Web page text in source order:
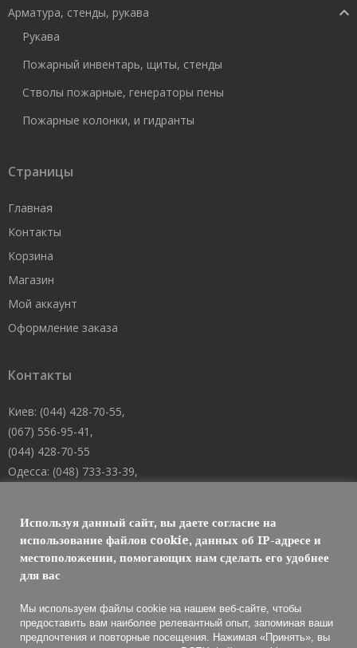
Арматура, стенды, рукава
Рукава
Пожарный инвентарь, щиты, стенды
Стволы пожарные, генераторы пены
Пожарные колонки, и гидранты
Страницы
Главная
Контакты
Корзина
Магазин
Мой аккаунт
Оформление заказа
Контакты
Киев: (044) 428-70-55,
(067) 556-95-41,
(044) 428-70-55
Одесса: (048) 733-33-39,
Днепр: (067) 488-10-45
E-mail: welcome@101mk.com
Обслуживание огнетушителей 2021 © МАРКО ЛТД
Используя данный сайт, вы даете согласие на
использование файлов cookie, данных об IP-адресе и
местоположении, помогающих нам сделать его удобнее
для вас
Мы используем файлы cookie на нашем веб-сайте, чтобы
предоставить вам наиболее релевантный опыт, запоминая ваши
предпочтения и повторные посещения. Нажимая «Принять», вы